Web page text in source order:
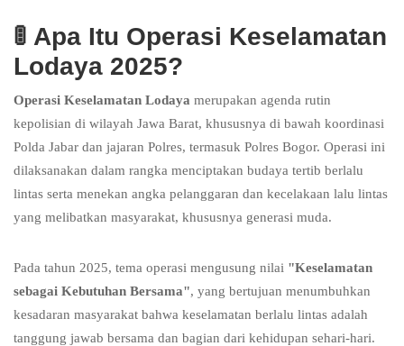
🚦 Apa Itu Operasi Keselamatan
Lodaya 2025?
Operasi Keselamatan Lodaya merupakan agenda rutin
kepolisian di wilayah Jawa Barat, khususnya di bawah koordinasi
Polda Jabar dan jajaran Polres, termasuk Polres Bogor. Operasi ini
dilaksanakan dalam rangka menciptakan budaya tertib berlalu
lintas serta menekan angka pelanggaran dan kecelakaan lalu lintas
yang melibatkan masyarakat, khususnya generasi muda.
Pada tahun 2025, tema operasi mengusung nilai "Keselamatan
sebagai Kebutuhan Bersama", yang bertujuan menumbuhkan
kesadaran masyarakat bahwa keselamatan berlalu lintas adalah
tanggung jawab bersama dan bagian dari kehidupan sehari-hari.